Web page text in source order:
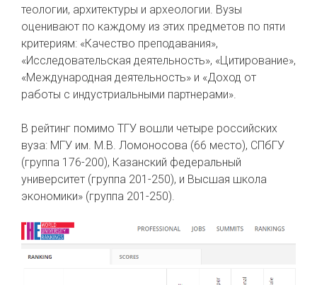
теологии, архитектуры и археологии. Вузы
оценивают по каждому из этих предметов по пяти
критериям: «Качество преподавания»,
«Исследовательская деятельность», «Цитирование»,
«Международная деятельность» и «Доход от
работы с индустриальными партнерами».
В рейтинг помимо ТГУ вошли четыре российских
вуза: МГУ им. М.В. Ломоносова (66 место), СПбГУ
(группа 176-200), Казанский федеральный
университет (группа 201-250), и Высшая школа
экономики» (группа 201-250).